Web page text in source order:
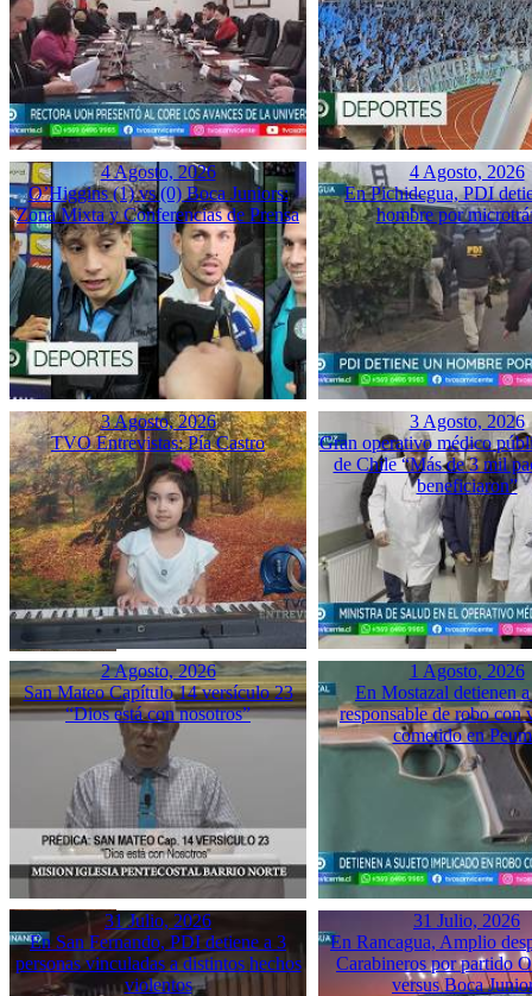
4 Agosto, 2026
O’Higgins (1) vs (0) Boca Juniors:
Zona Mixta y Conferencias de Prensa
4 Agosto, 2026
En Pichidegua, PDI
hombre por
3 Agosto, 2026
TVO Entrevistas: Pía Castro
3 Agosto, 2026
Gran operativo médico
de Chile “Más de 3 mil
beneficiaron”
2 Agosto, 2026
San Mateo Capítulo 14 versículo 23
“Dios está con nosotros”
1 Agosto, 2026
En Mostazal detienen
responsable de robo con
cometido en
31 Julio, 2026
En San Fernando, PDI detiene a 3
personas vinculadas a distintos hechos
violentos
31 Julio, 2026
En Rancagua, Amplio
Carabineros por partido
versus Boca